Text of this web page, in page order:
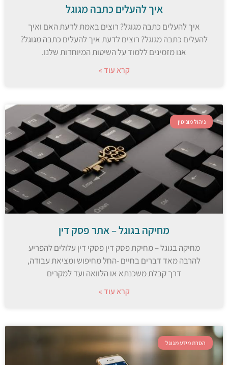
איך להעלים כתבה מגוגל
איך להעלים כתבה מגוגל? רוצים באמת לדעת האם ואיך
להעלים כתבה מגוגל? רוצים לדעת איך להעלים כתבה מגוגל?
אנו מזמינים ללמוד על השיטות המיוחדות שלנו.
קרא עוד »
ניהול מוניטין
מחיקה בגוגל – אתר פסק דין
מחיקה בגוגל – מחיקת פסק דין פסקי דין עלולים להפריע
להרבה מאד דברים בחיים -החל מחיפוש ומציאת עבודה,
דרך קבלת משכנתא או הלוואה ועד למקרים
קרא עוד »
הסרת מידע מגוגל